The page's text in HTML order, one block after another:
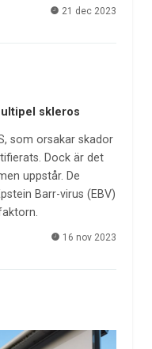
21 dec 2023
skleros
som orsakar skador
Dock är det
uppstår. De
Barr-virus (EBV)
16 nov 2023